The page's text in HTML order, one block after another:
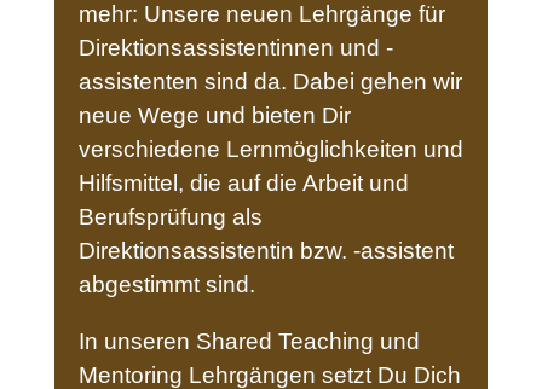
mehr: Unsere neuen Lehrgänge für
Direktionsassistentinnen und -
assistenten sind da. Dabei gehen wir
neue Wege und bieten Dir
verschiedene Lernmöglichkeiten und
Hilfsmittel, die auf die Arbeit und
Berufsprüfung als
Direktionsassistentin bzw. -assistent
abgestimmt sind.
In unseren Shared Teaching und
Mentoring Lehrgängen setzt Du Dich